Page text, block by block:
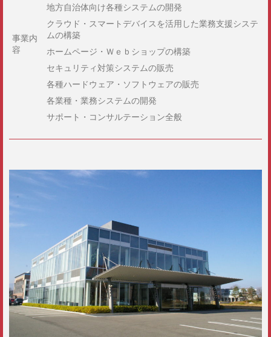
事業内
容
地方自治体向け各種システムの開発
クラウド・スマートデバイスを活用した業務支援システ
ムの構築
ホームページ・Ｗｅｂショップの構築
セキュリティ対策システムの販売
各種ハードウェア・ソフトウェアの販売
各業種・業務システムの開発
サポート・コンサルテーション全般